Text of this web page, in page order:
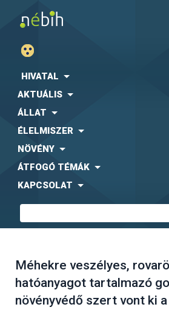
HIVATAL
AKTUÁLIS
ÁLLAT
ÉLELMISZER
NÖVÉNY
ÁTFOGÓ TÉMÁK
KAPCSOLAT
Méhekre veszélyes,
hatóanyagot tartalmazó
növényvédő szert vont ki